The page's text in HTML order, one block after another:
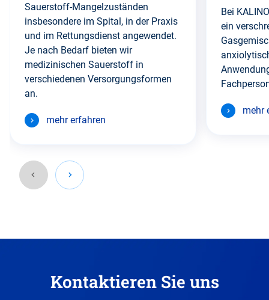
Sauerstoff-Mangelzuständen
insbesondere im Spital, in der Praxis
und im Rettungsdienst angewendet.
Je nach Bedarf bieten wir
medizinischen Sauerstoff in
verschiedenen Versorgungsformen
an.
mehr erfahren
Bei
ein
mehr
Abschnitt.Kontaktieren Sie uns